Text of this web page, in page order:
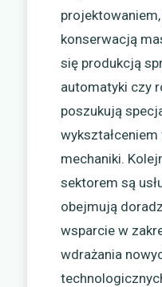
konserwacją
się produkcją
automatyki czy
poszukują
mechaniki.
sektorem są
obejmują
wsparcie w
wdrażania